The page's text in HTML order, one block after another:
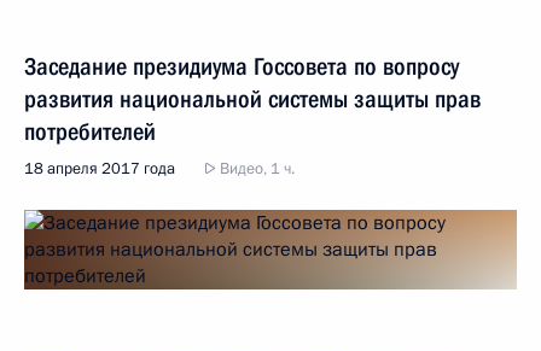
Заседание президиума Госсовета по вопросу
развития национальной системы защиты прав
потребителей
18 апреля 2017 года Видео, 1 ч.